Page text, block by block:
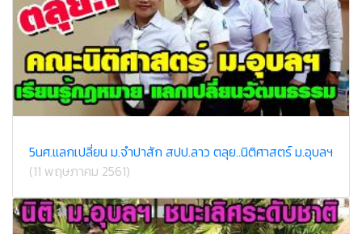
5นศ.แลกเปลี่ยน ม.จำปาสัก สปป.ลาว ตลุย..นิติศาสตร์ ม.อุบลฯ
(11 พฤษภาคม 2561)